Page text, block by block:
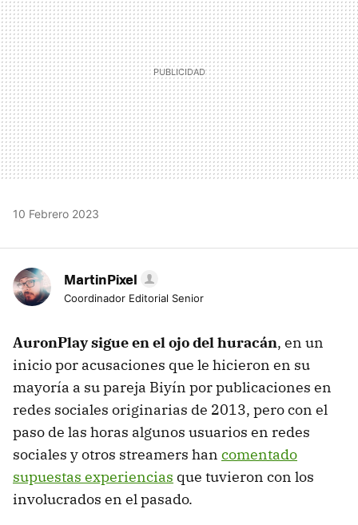
10 Febrero 2023
MartinPixel
Coordinador Editorial Senior
AuronPlay sigue en el ojo del huracán, en un
inicio por acusaciones que le hicieron en su
mayoría a su pareja Biyín por publicaciones en
redes sociales originarias de 2013, pero con el
paso de las horas algunos usuarios en redes
sociales y otros streamers han comentado
supuestas experiencias que tuvieron con los
involucrados en el pasado.